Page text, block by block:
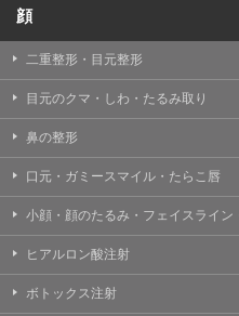
TCBグループは、個人情
められる場合を除き、患者
ん。
【個人情報の開示・訂正・
TCBグループは、本人の
開示、訂正、更新、削除、
について、これを適切に対
【Cookie(クッキー)につい
Cookieは、一般的にイン
顔
二重整形・目元整形
目元のクマ・しわ・たるみ取り
鼻の整形
口元・ガミースマイル・たらこ唇
小顔・顔のたるみ・フェイスライン
ヒアルロン酸注射
ボトックス注射